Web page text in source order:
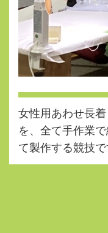
女性用あわせ長
を、全て手作業
て製作する競技で